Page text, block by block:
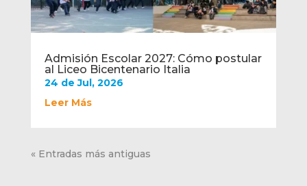
Admisión Escolar 2027: Cómo postular
al Liceo Bicentenario Italia
24 de Jul, 2026
Leer Más
« Entradas más antiguas